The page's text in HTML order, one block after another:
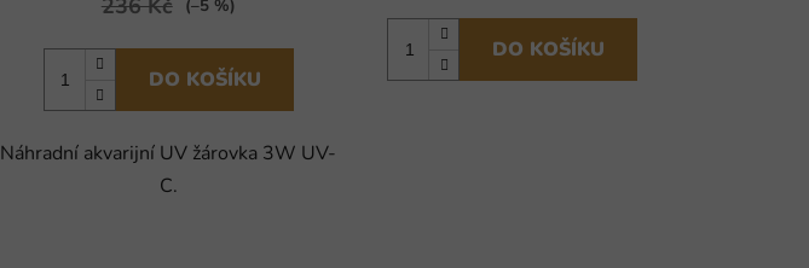
236 Kč (–5 %)
DO KOŠÍKU
Náhradní akvarijní UV žárovka 3W UV-
C.
DO KOŠÍKU